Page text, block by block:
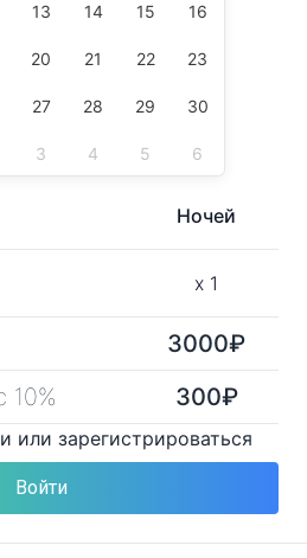
13 14 15 16
20 21 22 23
27 28 29 30
3 4 5 6
Ночей
x 1
3000₽
10%
300₽
или зарегистрироваться
Войти